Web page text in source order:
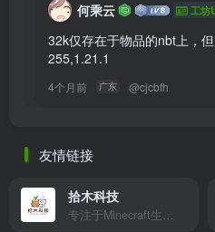
何乘云 工坊
32k仅存在于物品的nbt上，
255,1.21.1
4个月前 广东 @cjcbfh
友情链接
拾木科技
专注于Minecraft生态建设